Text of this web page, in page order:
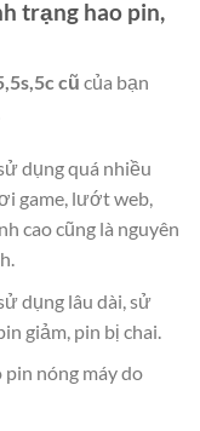
trạng hao pin,
cũ của bạn
dụng quá nhiều
game, lướt web,
cao cũng là nguyên
dụng lâu dài, sử
giảm, pin bị chai.
nóng máy do